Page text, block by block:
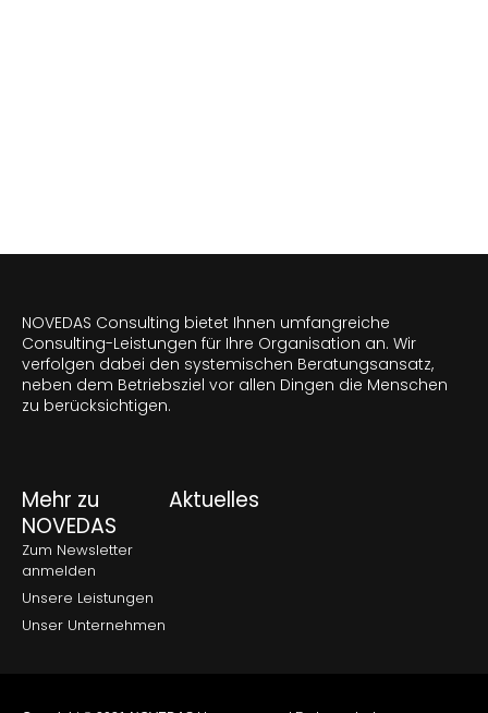
NOVEDAS Consulting bietet Ihnen umfangreiche
Consulting-Leistungen für Ihre Organisation an. Wir
verfolgen dabei den systemischen Beratungsansatz,
neben dem Betriebsziel vor allen Dingen die Menschen
zu berücksichtigen.
Mehr zu
NOVEDAS
Zum Newsletter
anmelden
Unsere Leistungen
Unser Unternehmen
Aktuelles